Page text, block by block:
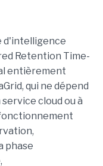
d'intelligence
Retention Time-
entièrement
qui ne dépend
cloud ou à
phase